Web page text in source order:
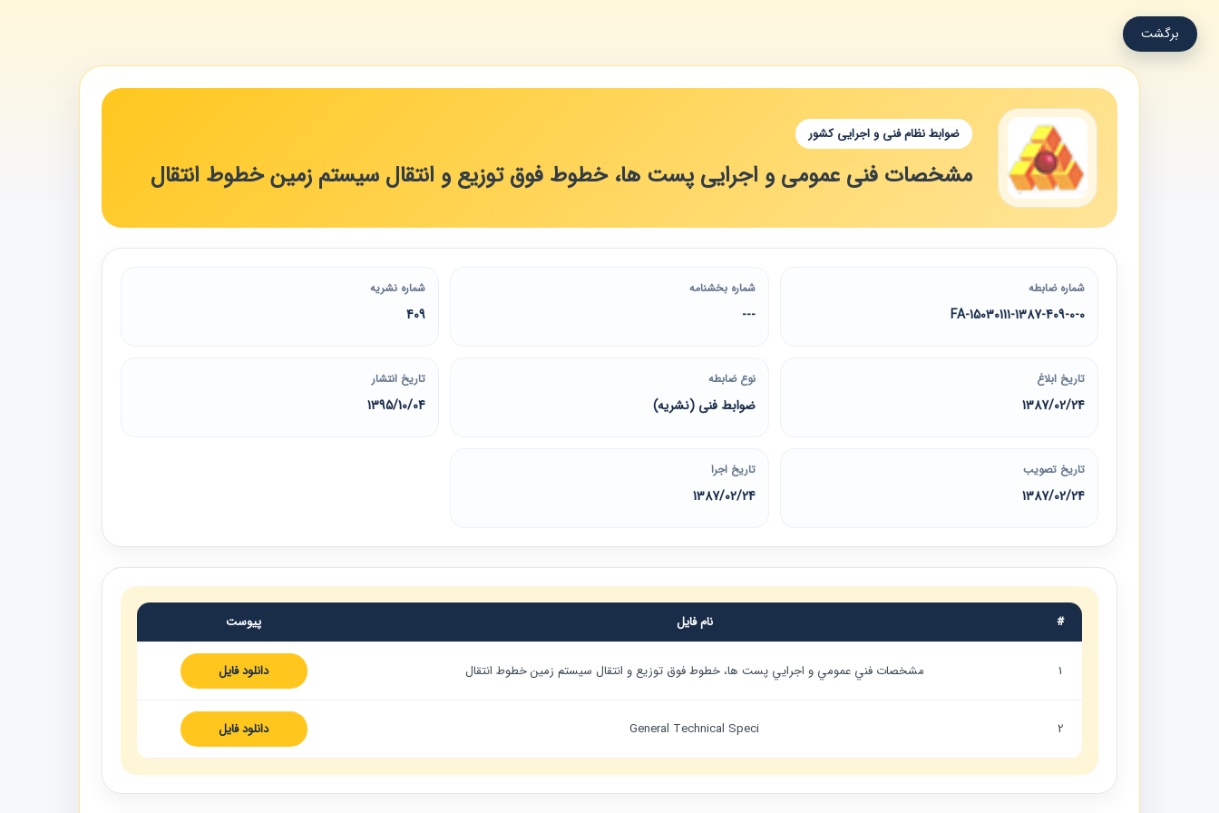
برگشت
ضوابط نظام فنی و اجرایی کشور
مشخصات فنی عمومی و اجرایی پست ها، خطوط فوق توزیع و انتقال سیستم زمین خطوط انتقال
شماره ضابطه
15030111-1387-409-0-0-FA
شماره بخشنامه
---
شماره نشریه
409
تاریخ ابلاغ
1387/02/24
نوع ضابطه
ضوابط فنی (نشریه)
تاریخ انتشار
1395/10/04
تاریخ تصویب
1387/02/24
تاریخ اجرا
1387/02/24
# نام فایل پیوست
1 مشخصات فني عمومي و اجرايي پست ها، خطوط فوق توزيع و انتقال سيستم زمين خطوط انتقال دانلود فایل
2
General Technical Speci دانلود فایل